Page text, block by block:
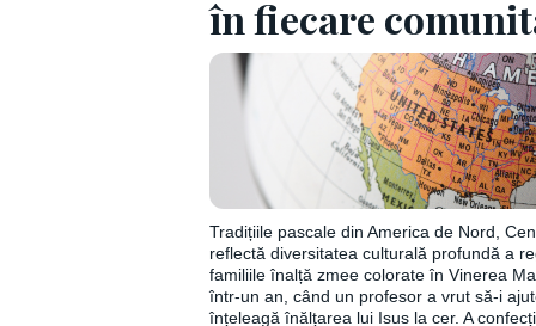
în fiecare
Tradițiile pascale din America de Nord,
reflectă diversitatea culturală profundă a
familiile înalță zmee colorate în Vinerea
într-un an, când un profesor a vrut să-i
înțeleagă înălțarea lui Isus la cer. A